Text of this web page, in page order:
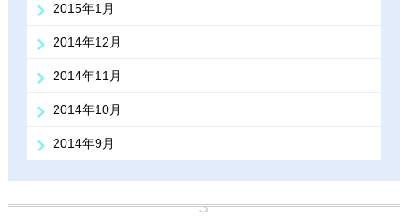
2015年1月
2014年12月
2014年11月
2014年10月
2014年9月